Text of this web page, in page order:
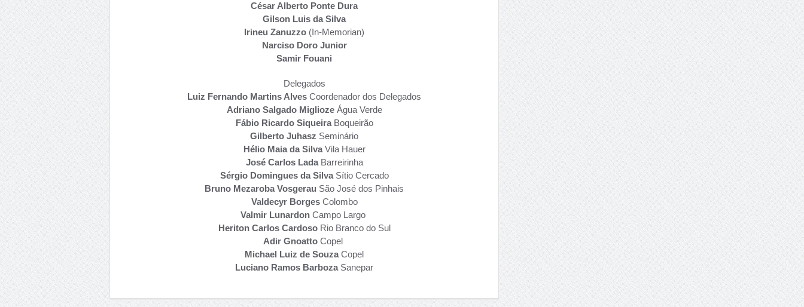
César Alberto Ponte Dura
Gilson Luis da Silva
Irineu Zanuzzo (In-Memorian)
Narciso Doro Junior
Samir Fouani
Delegados
Luiz Fernando Martins Alves Coordenador dos Delegados
Adriano Salgado Miglioze Água Verde
Fábio Ricardo SiqueiraBoqueirão
Gilberto Juhasz Seminário
Hélio Maia da SilvaVila Hauer
José Carlos Lada Barreirinha
Sérgio Domingues da Silva Sítio Cercado
Bruno Mezaroba Vosgerau São José dos Pinhais
Valdecyr Borges Colombo
Valmir Lunardon Campo Largo
Heriton Carlos Cardoso Rio Branco do Sul
Adir Gnoatto Copel
Michael Luiz de SouzaCopel
Luciano Ramos BarbozaSanepar